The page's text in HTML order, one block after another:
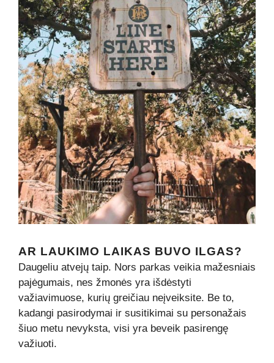
AR LAUKIMO LAIKAS BUVO ILGAS?
Daugeliu atvejų taip. Nors parkas veikia mažesniais
pajėgumais, nes žmonės yra išdėstyti
važiavimuose, kurių greičiau neįveiksite. Be to,
kadangi pasirodymai ir susitikimai su personažais
šiuo metu nevyksta, visi yra beveik pasirengę
važiuoti.